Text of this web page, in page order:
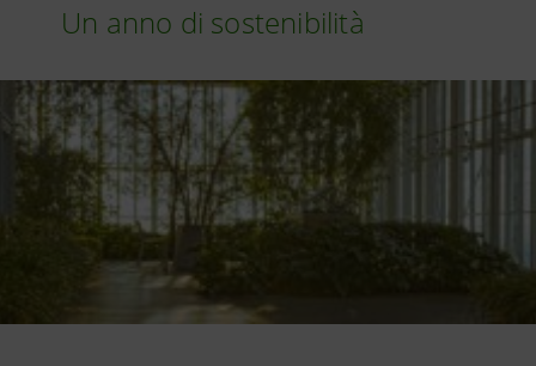
Un anno di sostenibilità